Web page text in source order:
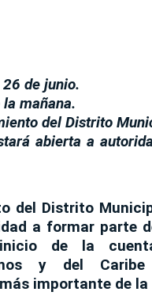
26 de junio.
mañana.
del Distrito
abierta a
del Distrito
a formar parte
de la
y del
importante de la